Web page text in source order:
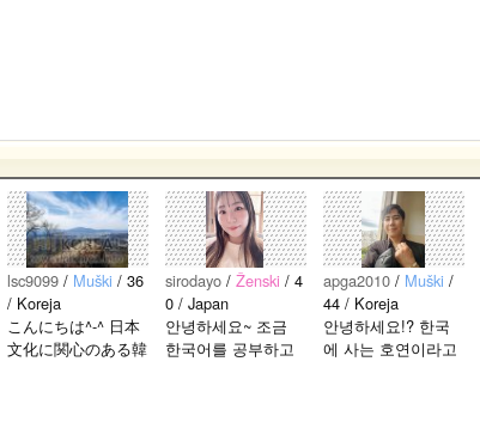
lsc9099 / Muški / 36
/ Koreja
こんにちは^-^ 日本
文化に関心のある韓
sirodayo / Ženski / 4
0 / Japan
안녕하세요~ 조금
한국어를 공부하고
apga2010 / Muški /
44 / Koreja
안녕하세요!? 한국
에 사는 호연이라고